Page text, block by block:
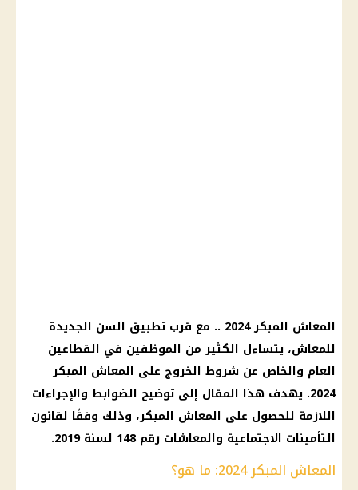
المعاش
المبكر 2024 .. مع قرب تطبيق السن الجديدة
للمعاش، يتساءل الكثير من الموظفين في القطاعين
العام والخاص عن شروط الخروج على المعاش المبكر
2024. يهدف هذا المقال إلى توضيح الضوابط والإجراءات
اللازمة للحصول على المعاش المبكر، وذلك وفقًا لقانون
التأمينات الاجتماعية والمعاشات رقم 148 لسنة 2019.
المعاش المبكر 2024: ما هو؟